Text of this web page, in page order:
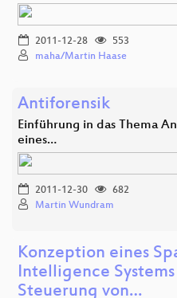
2011-12-28
553
maha/Martin Haase
Antiforensik
Einführung in das Thema
eines…
2011-12-30
682
Martin Wundram
Konzeption eines
Intelligence
Steuerung von…